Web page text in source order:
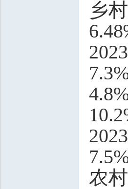
乡
农